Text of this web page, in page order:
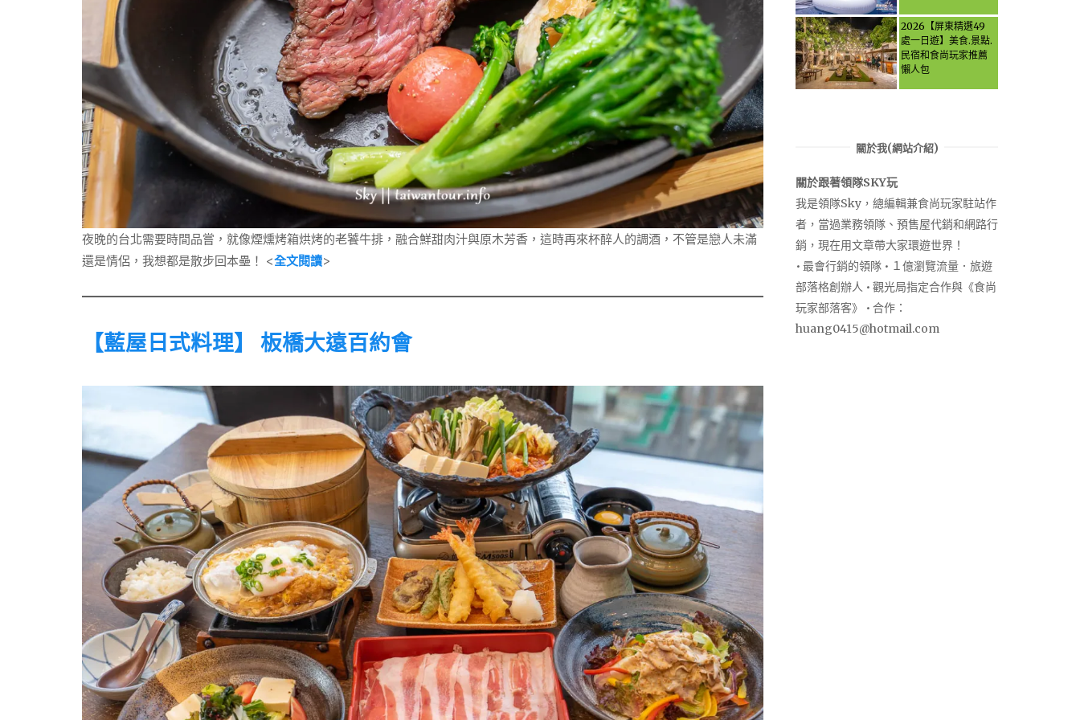
夜晚的台北需要時間品嘗，就像煙燻烤箱烘烤的老饕牛排，融合鮮甜肉汁與原木芳香，這時再來杯醉人的調酒，不管是戀人未滿
還是情侶，我想都是散步回本壘！ <全文閱讀>
【藍屋日式料理】 板橋大遠百約會
Let the guide take
you through it all!
2026【屏東精選49
處一日遊】美食.景點.
民宿和食尚玩家推薦
懶人包
關於我(網站介紹)
關於跟著領隊SKY玩
我是領隊Sky，總編輯兼食尚玩家駐站作
者，當過業務領隊、預售屋代銷和網路行
銷，現在用文章帶大家環遊世界！
• 最會行銷的領隊 • １億瀏覽流量．旅遊
部落格創辦人 • 觀光局指定合作與《食尚
玩家部落客》 • 合作：
huang0415@hotmail.com